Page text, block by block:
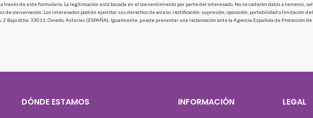
través de este formulario. La legitimación está basada en el consentimiento por parte del interesado. No se cederán datos a terceros,
de conservación. Los interesados podrán ejercitar sus derechos de acceso, rectificación, supresión, oposición, portabilidad o limitación
2 Bajo dcha. 33011, Oviedo. Asturias (ESPAÑA). Igualmente, puede presentar una reclamación ante la Agencia Española de Protección
DÓNDE ESTAMOS INFORMACIÓN LEGAL